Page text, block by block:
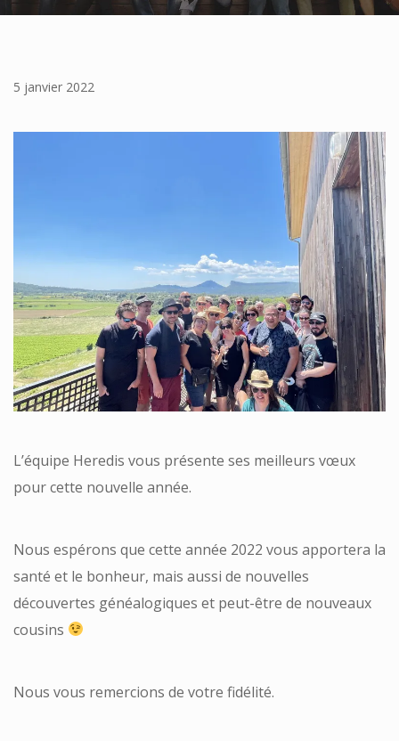
5 janvier 2022
L’équipe Heredis vous présente ses meilleurs vœux
pour cette nouvelle année.
Nous espérons que cette année 2022 vous apportera la
santé et le bonheur, mais aussi de nouvelles
découvertes généalogiques et peut-être de nouveaux
cousins
Nous vous remercions de votre fidélité.